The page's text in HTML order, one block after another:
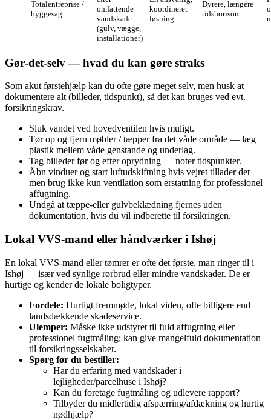
Totalentreprise /
byggesag
omfattende
vandskade
(gulv, vægge,
installationer)
koordineret
løsning
Dyrere, længere
tidshorisont
Gør‑det‑selv — hvad du kan gøre straks
Som akut førstehjælp kan du ofte gøre meget selv, men husk at
dokumentere alt (billeder, tidspunkt), så det kan bruges ved evt.
forsikringskrav.
Sluk vandet ved hovedventilen hvis muligt.
Tør op og fjern møbler / tæpper fra det våde område — læg
plastik mellem våde genstande og underlag.
Tag billeder før og efter oprydning — noter tidspunkter.
Åbn vinduer og start luftudskiftning hvis vejret tillader det —
men brug ikke kun ventilation som erstatning for professionel
affugtning.
Undgå at tæppe‑eller gulvbeklædning fjernes uden
dokumentation, hvis du vil indberette til forsikringen.
Lokal VVS‑mand eller håndværker i Ishøj
En lokal VVS‑mand eller tømrer er ofte det første, man ringer til i
Ishøj — især ved synlige rørbrud eller mindre vandskader. De er
hurtige og kender de lokale boligtyper.
Fordele: Hurtigt fremmøde, lokal viden, ofte billigere end
landsdækkende skadeservice.
Ulemper: Måske ikke udstyret til fuld affugtning eller
professionel fugtmåling; kan give mangelfuld dokumentation
til forsikringsselskaber.
Spørg før du bestiller:
Har du erfaring med vandskader i
lejligheder/parcelhuse i Ishøj?
Kan du foretage fugtmåling og udlevere rapport?
Tilbyder du midlertidig afspærring/afdækning og hurtig
nødhjælp?